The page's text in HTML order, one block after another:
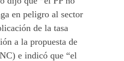
en peligro al sector
de la tasa
a la propuesta de
e indicó que “el